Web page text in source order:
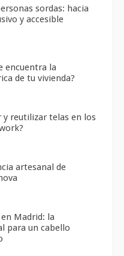
sordas: hacia
y accesible
encuentra la
de tu vivienda?
y reutilizar telas en los
artesanal de
Madrid: la
para un cabello